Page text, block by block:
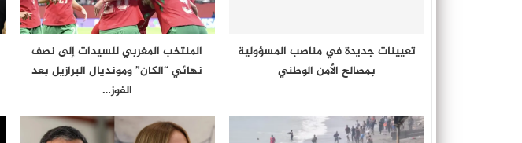
تعيينات جديدة في مناصب المسؤولية
بمصالح الأمن الوطني
المنتخب المغربي للسيدات إلى نصف
نهائي “الكان” ومونديال البرازيل بعد
الفوز…